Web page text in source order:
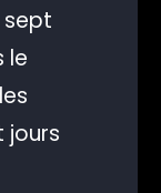
sept
le
jours